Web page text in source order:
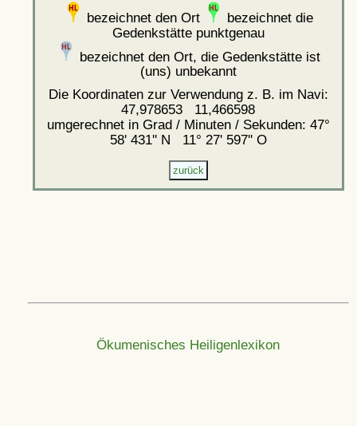
bezeichnet den Ort
bezeichnet die
Gedenkstätte punktgenau
bezeichnet den Ort, die Gedenkstätte ist
(uns) unbekannt
Die Koordinaten zur Verwendung z. B. im Navi:
47,978653 11,466598
umgerechnet in Grad / Minuten / Sekunden: 47°
58' 431'' N 11° 27' 597'' O
Ökumenisches Heiligenlexikon